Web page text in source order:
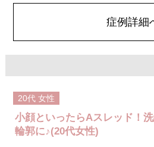
費用：1部位 184,800円(税込)
オプション：笑気麻酔 3,300円(税込)
症例詳細
20代 女性
小顔といったらAスレッド！
輪郭に♪(20代女性)